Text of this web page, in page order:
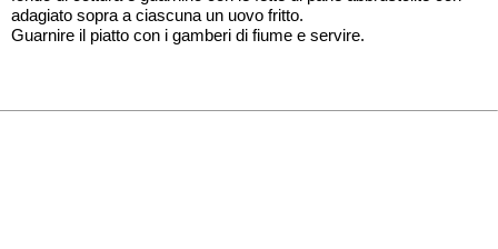
adagiato sopra a ciascuna un uovo fritto.
Guarnire il piatto con i gamberi di fiume e servire.